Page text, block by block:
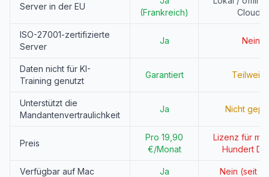
Server in der EU
(Frankreich)
Cloud)
ISO-27001-zertifizierte
Server
Ja Nein
Daten nicht für KI-
Training genutzt
Garantiert Teilweise
Unterstützt die
Mandantenvertraulichkeit
Ja Nicht
Preis
Pro 19,90
€/Monat
Lizenz für
Hundert
Verfügbar auf Mac Ja Nein (seit